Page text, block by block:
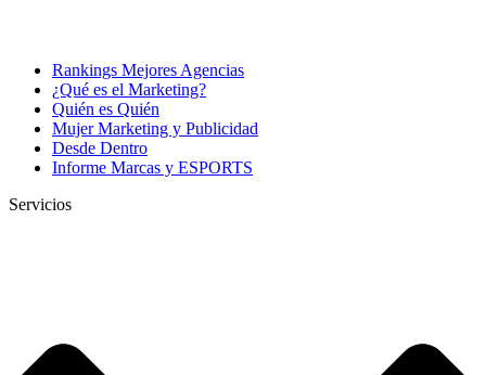
Rankings Mejores Agencias
¿Qué es el Marketing?
Quién es Quién
Mujer Marketing y Publicidad
Desde Dentro
Informe Marcas y ESPORTS
Servicios